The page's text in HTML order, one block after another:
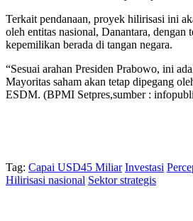
Terkait pendanaan, proyek hilirisasi ini
oleh entitas nasional, Danantara, dengan
kepemilikan berada di tangan negara.
“Sesuai arahan Presiden Prabowo, ini
Mayoritas saham akan tetap dipegang
ESDM. (BPMI Setpres,sumber :
Tag: Capai USD45 Miliar Investasi
Hilirisasi nasional Sektor strategis